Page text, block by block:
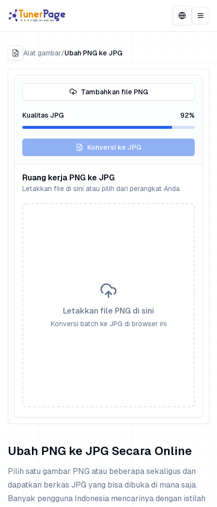
Alat gambar/Ubah PNG ke JPG
Tambahkan file PNG
Kualitas JPG 92%
Konversi ke JPG
Ruang kerja PNG ke JPG
Letakkan file di sini atau pilih dari perangkat Anda
Letakkan file PNG di sini
Konversi batch ke JPG di browser ini
Ubah PNG ke JPG Secara Online
Pilih satu gambar PNG atau beberapa sekaligus dan
dapatkan berkas JPG yang bisa dibuka di mana saja.
Banyak pengguna Indonesia mencarinya dengan istilah